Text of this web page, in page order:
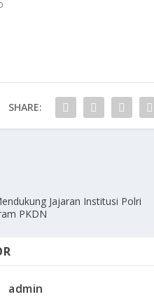
SHARE:
Jajaran Institusi Polri
PKDN
admin